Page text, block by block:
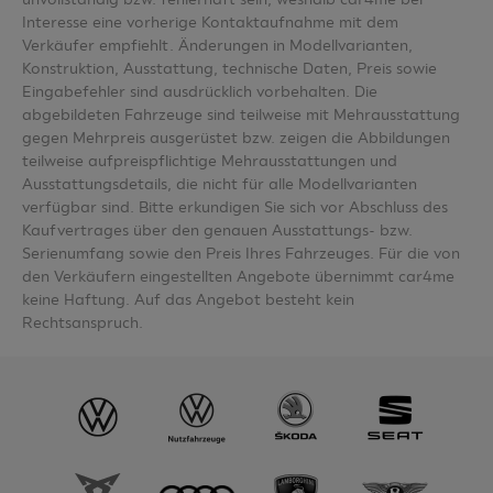
Interesse eine vorherige Kontaktaufnahme mit dem
Verkäufer empfiehlt. Änderungen in Modellvarianten,
Konstruktion, Ausstattung, technische Daten, Preis sowie
Eingabefehler sind ausdrücklich vorbehalten. Die
abgebildeten Fahrzeuge sind teilweise mit Mehrausstattung
gegen Mehrpreis ausgerüstet bzw. zeigen die Abbildungen
teilweise aufpreispflichtige Mehrausstattungen und
Ausstattungsdetails, die nicht für alle Modellvarianten
verfügbar sind. Bitte erkundigen Sie sich vor Abschluss des
Kaufvertrages über den genauen Ausstattungs- bzw.
Serienumfang sowie den Preis Ihres Fahrzeuges. Für die von
den Verkäufern eingestellten Angebote übernimmt car4me
keine Haftung. Auf das Angebot besteht kein
Rechtsanspruch.